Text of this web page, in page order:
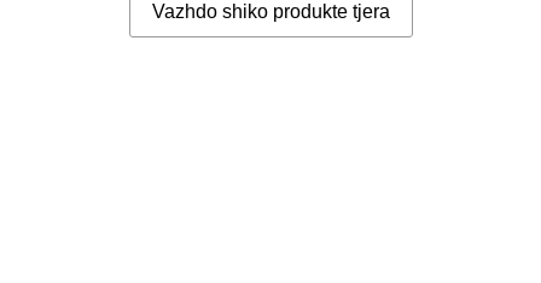
Vazhdo shiko produkte tjera